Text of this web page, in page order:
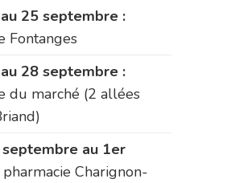
25 septembre :
Fontanges
28 septembre :
du marché (2 allées
septembre au 1er
pharmacie Charignon-